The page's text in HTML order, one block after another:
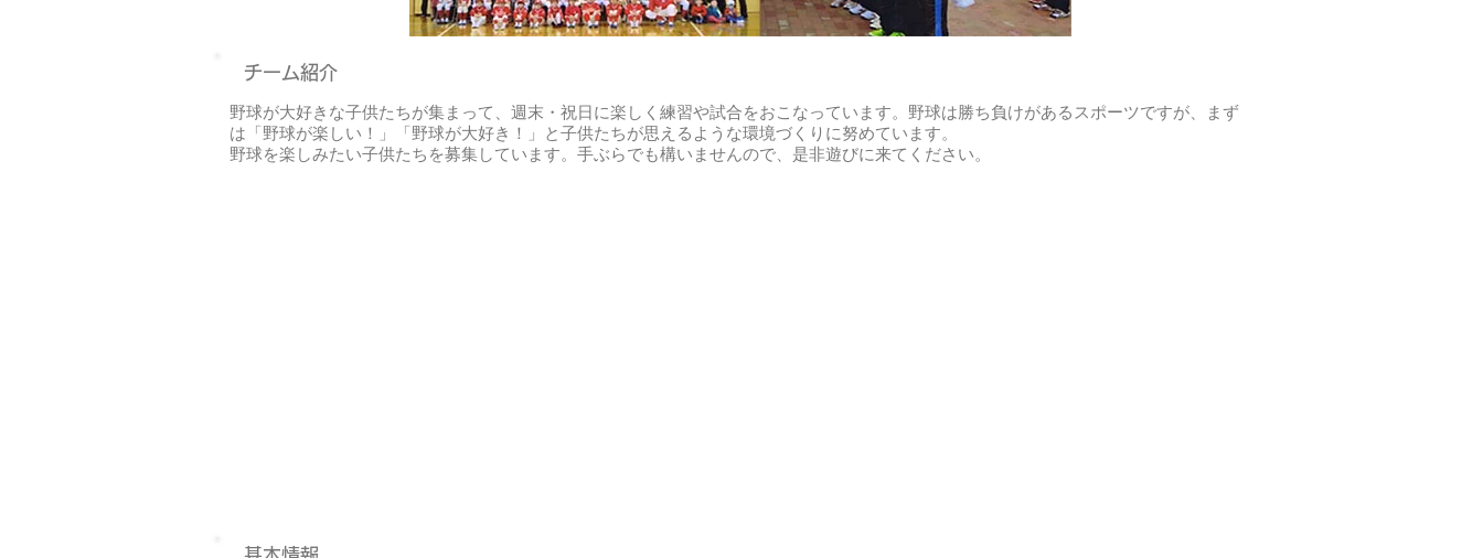
チーム紹介
野球が大好きな子供たちが集まって、週末・祝日に楽しく練習や試合をおこなっています。野球は勝ち負けがあるスポーツですが、まず
は「野球が楽しい！」「野球が大好き！」と子供たちが思えるような環境づくりに努めています。
野球を楽しみたい子供たちを募集しています。手ぶらでも構いませんので、是非遊びに来てください。